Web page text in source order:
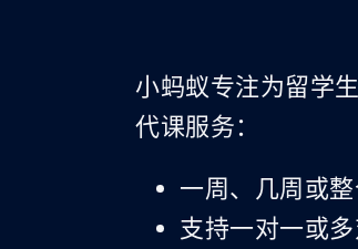
小蚂蚁专注为留学
代课服务：
一周、几周或
支持一对一或